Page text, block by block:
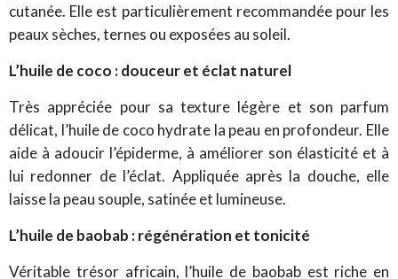
cutanée. Elle est particulièrement recommandée pour les
peaux sèches, ternes ou exposées au soleil.
L’huile de coco : douceur et éclat naturel
Très appréciée pour sa texture légère et son parfum
délicat, l’huile de coco hydrate la peau en profondeur. Elle
aide à adoucir l’épiderme, à améliorer son élasticité et à
lui redonner de l’éclat. Appliquée après la douche, elle
laisse la peau souple, satinée et lumineuse.
L’huile de baobab : régénération et tonicité
Véritable trésor africain, l’huile de baobab est riche en